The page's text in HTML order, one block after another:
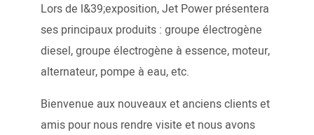
Lors de l&39;exposition, Jet Power présentera
ses principaux produits : groupe électrogène
diesel, groupe électrogène à essence, moteur,
alternateur, pompe à eau, etc.
Bienvenue aux nouveaux et anciens clients et
amis pour nous rendre visite et nous avons